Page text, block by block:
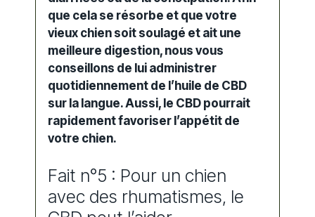
que cela se résorbe et que votre
vieux chien soit soulagé et ait une
meilleure digestion, nous vous
conseillons de lui administrer
quotidiennement de l’huile de CBD
sur la langue. Aussi, le CBD pourrait
rapidement favoriser l’appétit de
votre chien.
Fait n°5 : Pour un chien
avec des rhumatismes, le